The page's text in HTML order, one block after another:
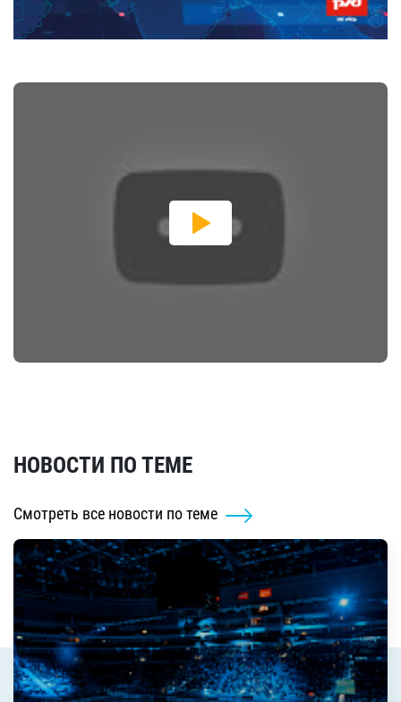
НОВОСТИ ПО ТЕМЕ
Смотреть все новости по теме